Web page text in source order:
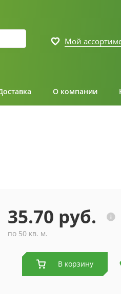
Мой
О компании
35.70 руб.
по 50 кв. м.
В корзину